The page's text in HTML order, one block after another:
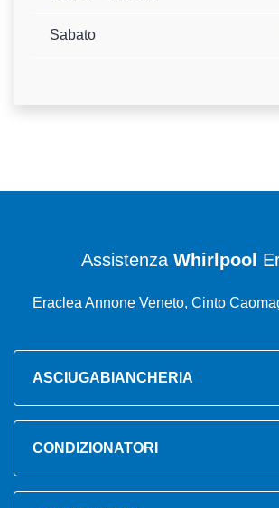
Sabato
Assistenza Whirlpool
Eraclea Annone Veneto, Cinto
ASCIUGABIANCHERIA
CONDIZIONATORI